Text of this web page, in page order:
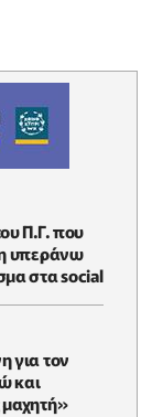
Π.Γ. που
υπεράνω
στα social
για τον
και